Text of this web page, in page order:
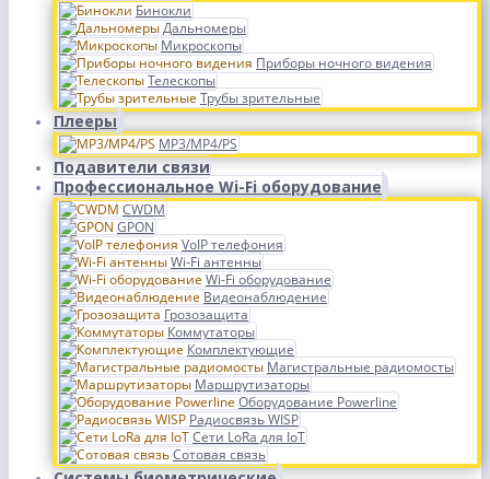
Бинокли
Дальномеры
Микроскопы
Приборы ночного видения
Телескопы
Трубы зрительные
Плееры
MP3/MP4/PS
Подавители связи
Профессиональное Wi-Fi оборудование
CWDM
GPON
VoIP телефония
Wi-Fi антенны
Wi-Fi оборудование
Видеонаблюдение
Грозозащита
Коммутаторы
Комплектующие
Магистральные радиомосты
Маршрутизаторы
Оборудование Powerline
Радиосвязь WISP
Сети LoRa для IoT
Сотовая связь